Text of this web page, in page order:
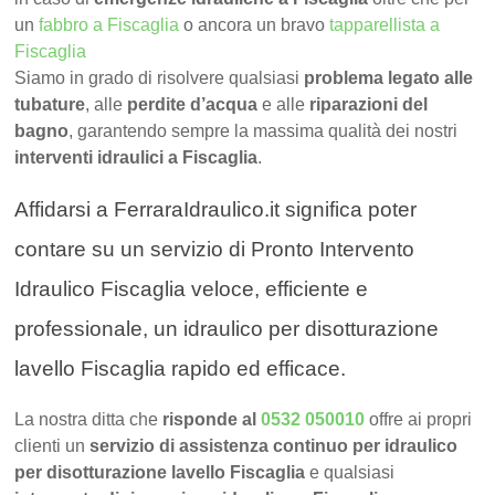
unfabbro a Fiscaglia o ancora un bravotapparellista a
Fiscaglia
Siamo in grado di risolvere qualsiasi problema legato alle
tubature, alle perdite d’acqua e alle riparazioni del
bagno, garantendo sempre la massima qualità dei nostri
interventi idraulici a Fiscaglia.
Affidarsi a FerraraIdraulico.it significa poter
contare su un servizio di Pronto Intervento
Idraulico Fiscaglia veloce, efficiente e
professionale, un idraulico per disotturazione
lavello Fiscaglia rapido ed efficace.
La nostra ditta che risponde al0532 050010 offre ai propri
clienti unservizio di assistenza continuo per idraulico
per disotturazione lavello Fiscaglia e qualsiasi